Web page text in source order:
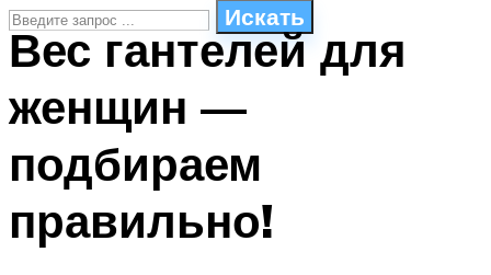
Искать
ПЛАВАНЬЕ ДЛЯ ДЕТЕЙ
БАССЕЙН ДЛЯ ДОМА
Вес гантелей для
женщин —
подбираем
правильно!